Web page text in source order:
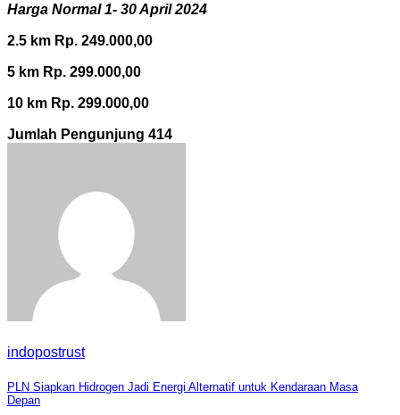
Harga Normal 1- 30 April 2024
2.5 km Rp. 249.000,00
5 km Rp. 299.000,00
10 km Rp. 299.000,00
Jumlah Pengunjung 414
indopostrust
Navigasi
PLN Siapkan Hidrogen Jadi Energi Alternatif untuk Kendaraan Masa
Depan